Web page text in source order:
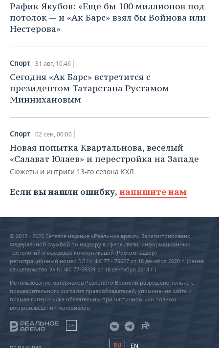
Рафик Якубов: «Еще бы 100 миллионов под
потолок — и «Ак Барс» взял бы Войнова или
Нестерова»
Спорт 31 авг, 10:46
Сегодня «Ак Барс» встретится с
президентом Татарстана Рустамом
Миннихановым
Спорт 02 сен, 00:00
Новая попытка Квартальнова, веселый
«Салават Юлаев» и перестройка на Западе
Сюжеты и интриги 13-го сезона КХЛ
Если вы нашли ошибку, напишите нам
© 2015 - 2026 Сетевое издание «Реальное время» Зарегистрировано
Федеральной службой по надзору в сфере связи, информационных
технологий и массовых коммуникаций (Роскомнадзор) –
регистрационный номер ЭЛ № ФС 77 - 79627 от 18 декабря 2020 г. (ранее
свидетельство Эл № ФС 77-59331 от 18 сентября 2014 г.)
Использование материалов Реального Времени разрешено только с
предварительного согласия правообладателей, упоминание сайта и
прямая гиперссылка обязательны при частичном или полном
воспроизведении материалов.
18+
RU EN